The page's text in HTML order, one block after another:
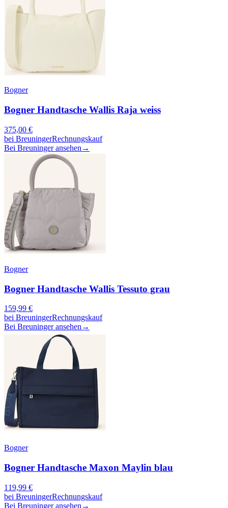
Bogner
Bogner Handtasche Wallis Raja weiss
375,00 €
bei BreuningerRechnungskauf
Bei Breuninger ansehen →
Bogner
Bogner Handtasche Wallis Tessuto grau
159,99 €
bei BreuningerRechnungskauf
Bei Breuninger ansehen →
Bogner
Bogner Handtasche Maxon Maylin blau
119,99 €
bei BreuningerRechnungskauf
Bei Breuninger ansehen →